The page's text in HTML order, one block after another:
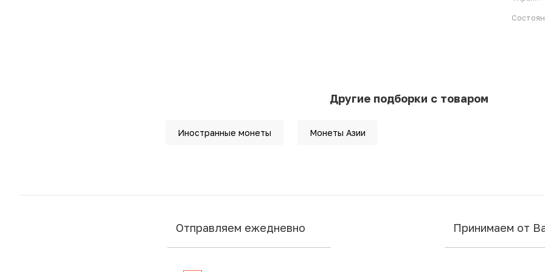
Другие подборки с товаром
Иностранные монеты Монеты Азии
Отправляем ежедневно Принимаем от